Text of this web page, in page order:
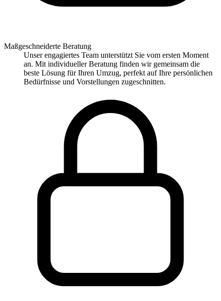
Maßgeschneiderte Beratung
Unser engagiertes Team unterstützt Sie vom ersten Moment
an. Mit individueller Beratung finden wir gemeinsam die
beste Lösung für Ihren Umzug, perfekt auf Ihre persönlichen
Bedürfnisse und Vorstellungen zugeschnitten.